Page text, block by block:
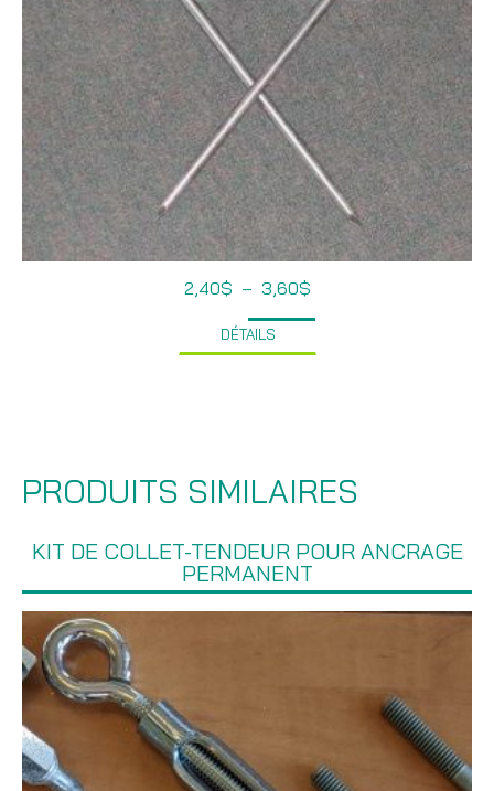
2,40$ – 3,60$Plage
prix :
à
DÉTAILS
PRODUITS SIMILAIRES
KIT DE COLLET-TENDEUR POUR ANCRAGE
PERMANENT